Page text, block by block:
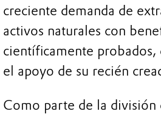
creciente demanda de
activos naturales con
científicamente probados,
el apoyo de su recién
Como parte de la división